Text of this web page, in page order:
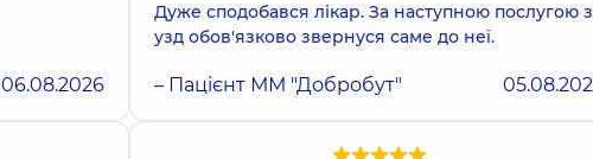
06.08.2026
Дуже сподобався лікар. За наступною послугою з
узд обов'язково звернуся саме до неї.
– Пацієнт ММ "Добробут"